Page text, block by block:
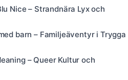
Nice – Strandnära Lyx och
barn – Familjeäventyr i Trygga
– Queer Kultur och